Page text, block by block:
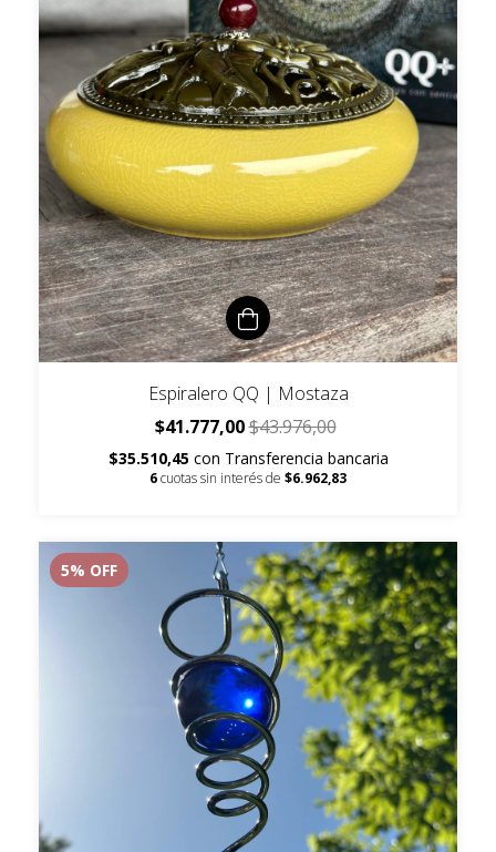
Espiralero QQ | Mostaza
$41.777,00$43.976,00
$35.510,45 con Transferencia bancaria
6cuotas sin interés de $6.962,83
5% OFF